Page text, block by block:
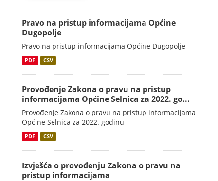
Pravo na pristup informacijama Općine
Dugopolje
Pravo na pristup informacijama Općine Dugopolje
PDF CSV
Provođenje Zakona o pravu na pristup
informacijama Općine Selnica za 2022. go...
Provođenje Zakona o pravu na pristup informacijama
Općine Selnica za 2022. godinu
PDF CSV
Izvješća o provođenju Zakona o pravu na
pristup informacijama